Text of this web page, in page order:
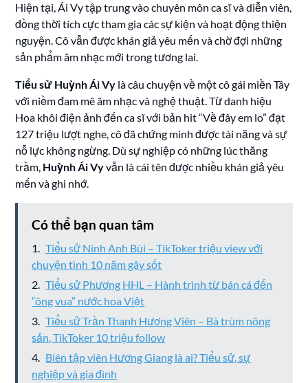
Hiện tại, Ái Vy tập trung vào chuyên môn ca sĩ và diễn viên,
đồng thời tích cực tham gia các sự kiện và hoạt động thiện
nguyện. Cô vẫn được khán giả yêu mến và chờ đợi những
sản phẩm âm nhạc mới trong tương lai.
Tiểu sử Huỳnh Ái Vy là câu chuyện về một cô gái miền Tây
với niềm đam mê âm nhạc và nghệ thuật. Từ danh hiệu
Hoa khôi điện ảnh đến ca sĩ với bản hit “Về đây em lo” đạt
127 triệu lượt nghe, cô đã chứng minh được tài năng và sự
nỗ lực không ngừng. Dù sự nghiệp có những lúc thăng
trầm, Huỳnh Ái Vyvẫn là cái tên được nhiều khán giả yêu
mến và ghi nhớ.
Có thể bạn quan tâm
Tiểu sử Ninh Anh Bùi – TikToker triệu view với
chuyện tình 10 năm gây sốt
Tiểu sử Phương HHL – Hành trình từ bán cá đến
“ông vua” nước hoa Việt
Tiểu sử Trần Thanh Hương Viên – Bà trùm nông
sản, TikToker 10 triệu follow
Biên tập viên Hương Giang là ai? Tiểu sử, sự
nghiệp và gia đình